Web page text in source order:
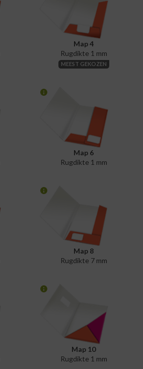
Map 4
Rugdikte 1 mm
MEEST GEKOZEN
Map 6
Rugdikte 1 mm
Map 8
Rugdikte 7 mm
Map 10
Rugdikte 1 mm